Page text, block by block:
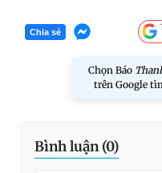
Chia sẻ
Chọn Báo
trên Google
Bình luận (0)